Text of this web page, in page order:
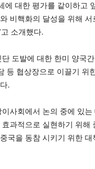
에 대한 평가를 같이하고
비핵화의 달성을 위해 서
소개했다.
도발에 대한 한미 양국
등 협상장으로 이끌기 위
.
사회에서 논의 중에 있는
과적으로 실현하기 위해
국을 동참 시키기 위한 대